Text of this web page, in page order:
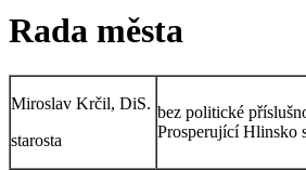
Rada města
Miroslav Krčil, DiS.
starosta
bez politické
Prosperující Hlinsko